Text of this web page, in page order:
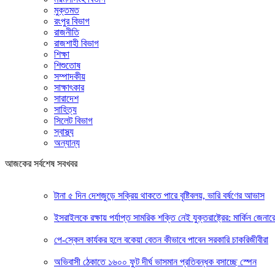
মুক্তমত
রংপুর বিভাগ
রাজনীতি
রাজশাহী বিভাগ
শিক্ষা
শিশুতোষ
সম্পাদকীয়
সাক্ষাৎকার
সারাদেশ
সাহিত্য
সিলেট বিভাগ
স্বাস্থ্য
অন্যান্য
আজকের সর্বশেষ সবখবর
টানা ৫ দিন দেশজুড়ে সক্রিয় থাকতে পারে বৃষ্টিবলয়, ভারি বর্ষণের আভাস
ইসরাইলকে রক্ষায় পর্যাপ্ত সামরিক শক্তি নেই যুক্তরাষ্ট্রের: মার্কিন
পে-স্কেল কার্যকর হলে বকেয়া বেতন কীভাবে পাবেন সরকারি চাকরিজীবীরা
অভিবাসী ঠেকাতে ১৬০০ ফুট দীর্ঘ ভাসমান প্রতিবন্ধক বসাচ্ছে স্পেন